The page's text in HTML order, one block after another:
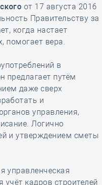
от 17 августа 2016
Правительству за
когда настает
помогает вера.
в
предлагает путём
даже сверх
и
управления,
Логично
и утверждением сметы
управленческая
кадров строителей